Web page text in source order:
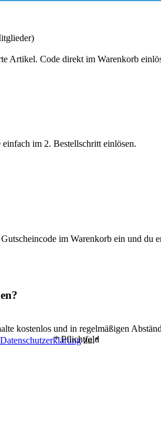
Artikel. Code direkt im Warenkorb
im 2. Bestellschritt einlösen.
im Warenkorb ein und du
kostenlos und in regelmäßigen
Datenschutzerklärungzu.*
* Pflichtfeld